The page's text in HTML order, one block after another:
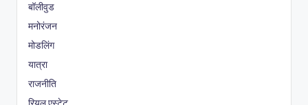
बॉलीवुड
मनोरंजन
मोडलिंग
यात्रा
राजनीति